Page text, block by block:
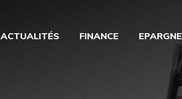
ACTUALITÉS FINANCE EPARGNE